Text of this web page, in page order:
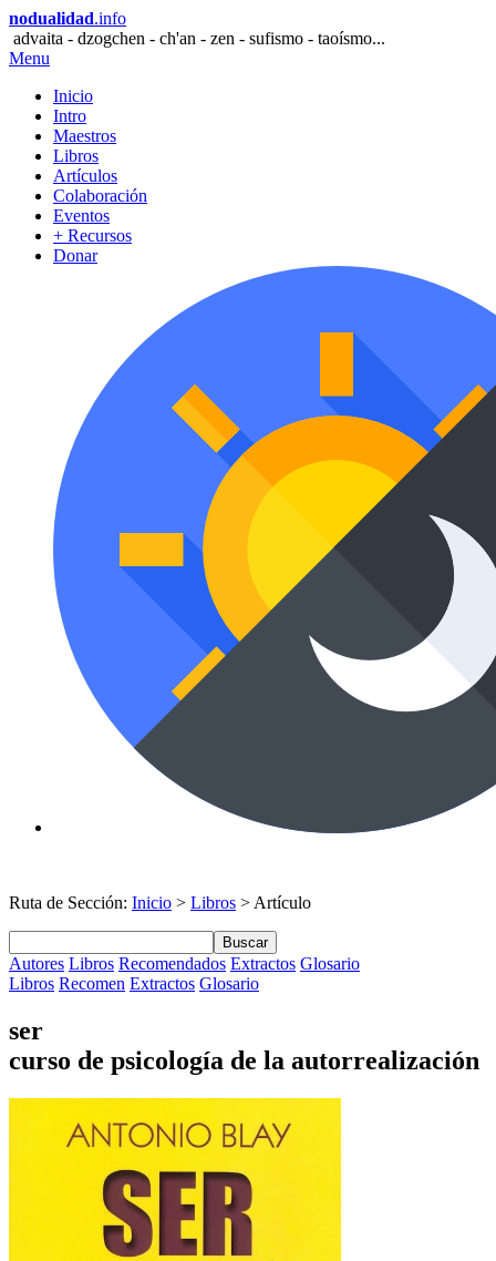
nodualidad.info
advaita - dzogchen - ch'an - zen - sufismo - taoísmo...
Menu
Inicio
Intro
Maestros
Libros
Artículos
Colaboración
Eventos
+ Recursos
Donar
Ruta de Sección: Inicio > Libros > Artículo
Buscar
Autores Libros Recomendados Extractos Glosario
Libros Recomen Extractos Glosario
ser
curso de psicología de la autorrealización